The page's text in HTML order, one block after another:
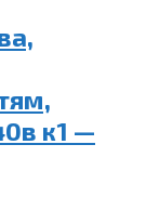
к1 —